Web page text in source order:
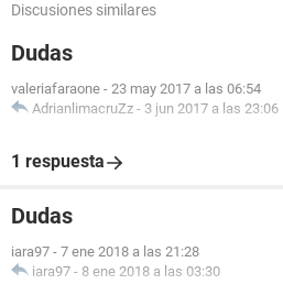
Discusiones similares
Dudas
valeriafaraone - 23 may 2017 a las 06:54
AdrianlimacruZz - 3 jun 2017 a las 23:06
1 respuesta
Dudas
iara97 - 7 ene 2018 a las 21:28
iara97 - 8 ene 2018 a las 03:30